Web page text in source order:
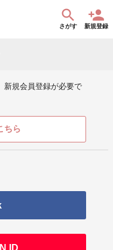
さがす 新規登録
新規会員登録が必要で
ちら